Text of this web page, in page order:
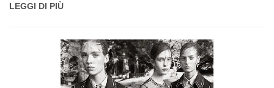
scansionando il codice sanitario con un solo tocco del dispositivo
popolazione su carta. Qui, il portatile diventa necessario.
LEGGI DI PIÙ